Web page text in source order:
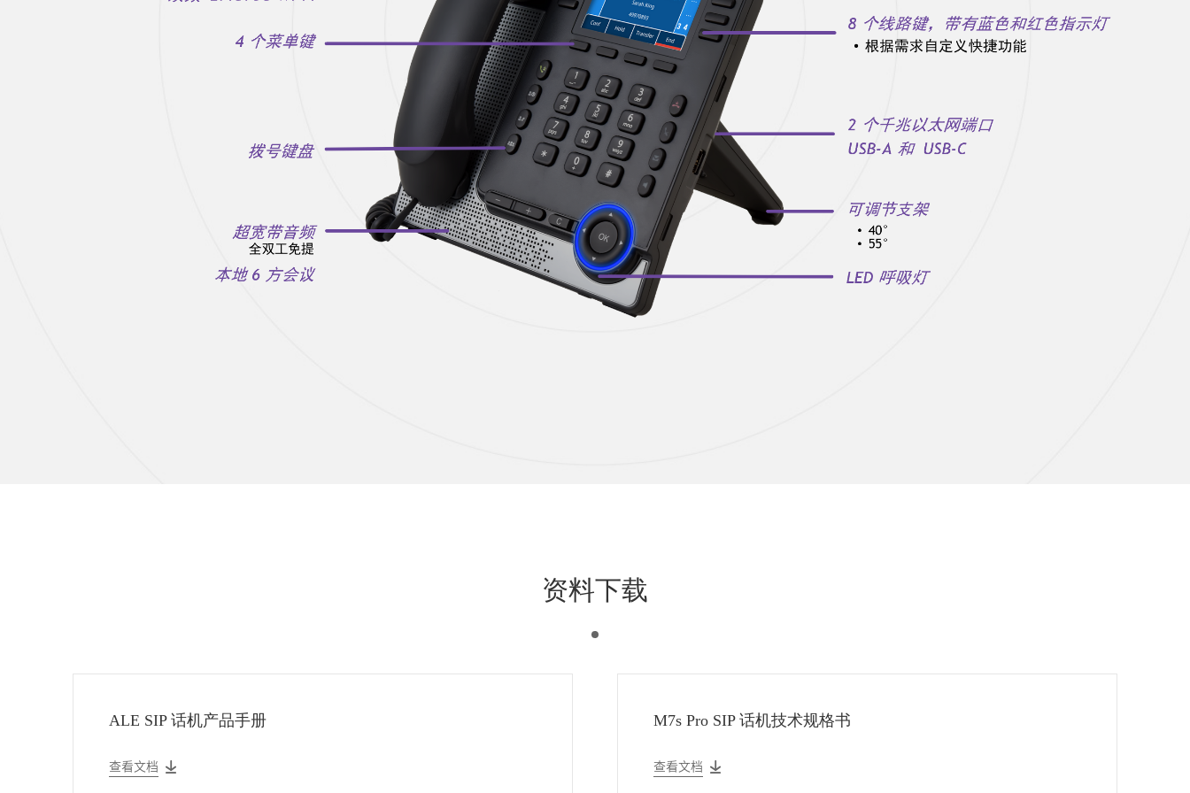
资料下载
ALE SIP 话机产品手册
查看文档
M7s Pro SIP 话机技术规格书
查看文档